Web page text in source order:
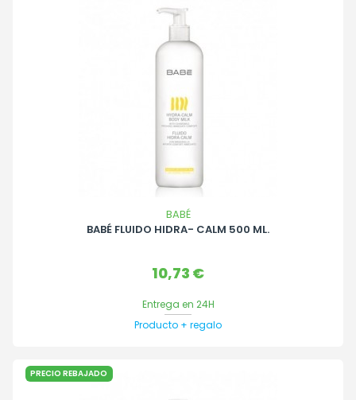
BABÉ
BABÉ FLUIDO HIDRA- CALM 500 ML.
Precio
10,73 €
Entrega en 24H
Producto + regalo
PRECIO REBAJADO